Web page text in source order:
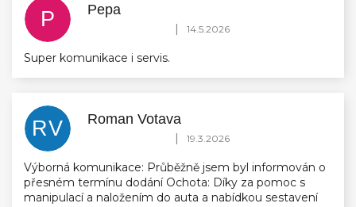
P Pepa
Hodnocení obchodu je 5 z 5 hvězdiček.
| 14.5.2026
Super komunikace i servis.
RV Roman Votava
Hodnocení obchodu je 5 z 5 hvězdiček.
| 19.3.2026
Výborná komunikace: Průběžně jsem byl informován o
přesném termínu dodání Ochota: Díky za pomoc s
manipulací a naložením do auta a nabídkou sestavení